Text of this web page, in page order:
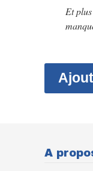
Et
A